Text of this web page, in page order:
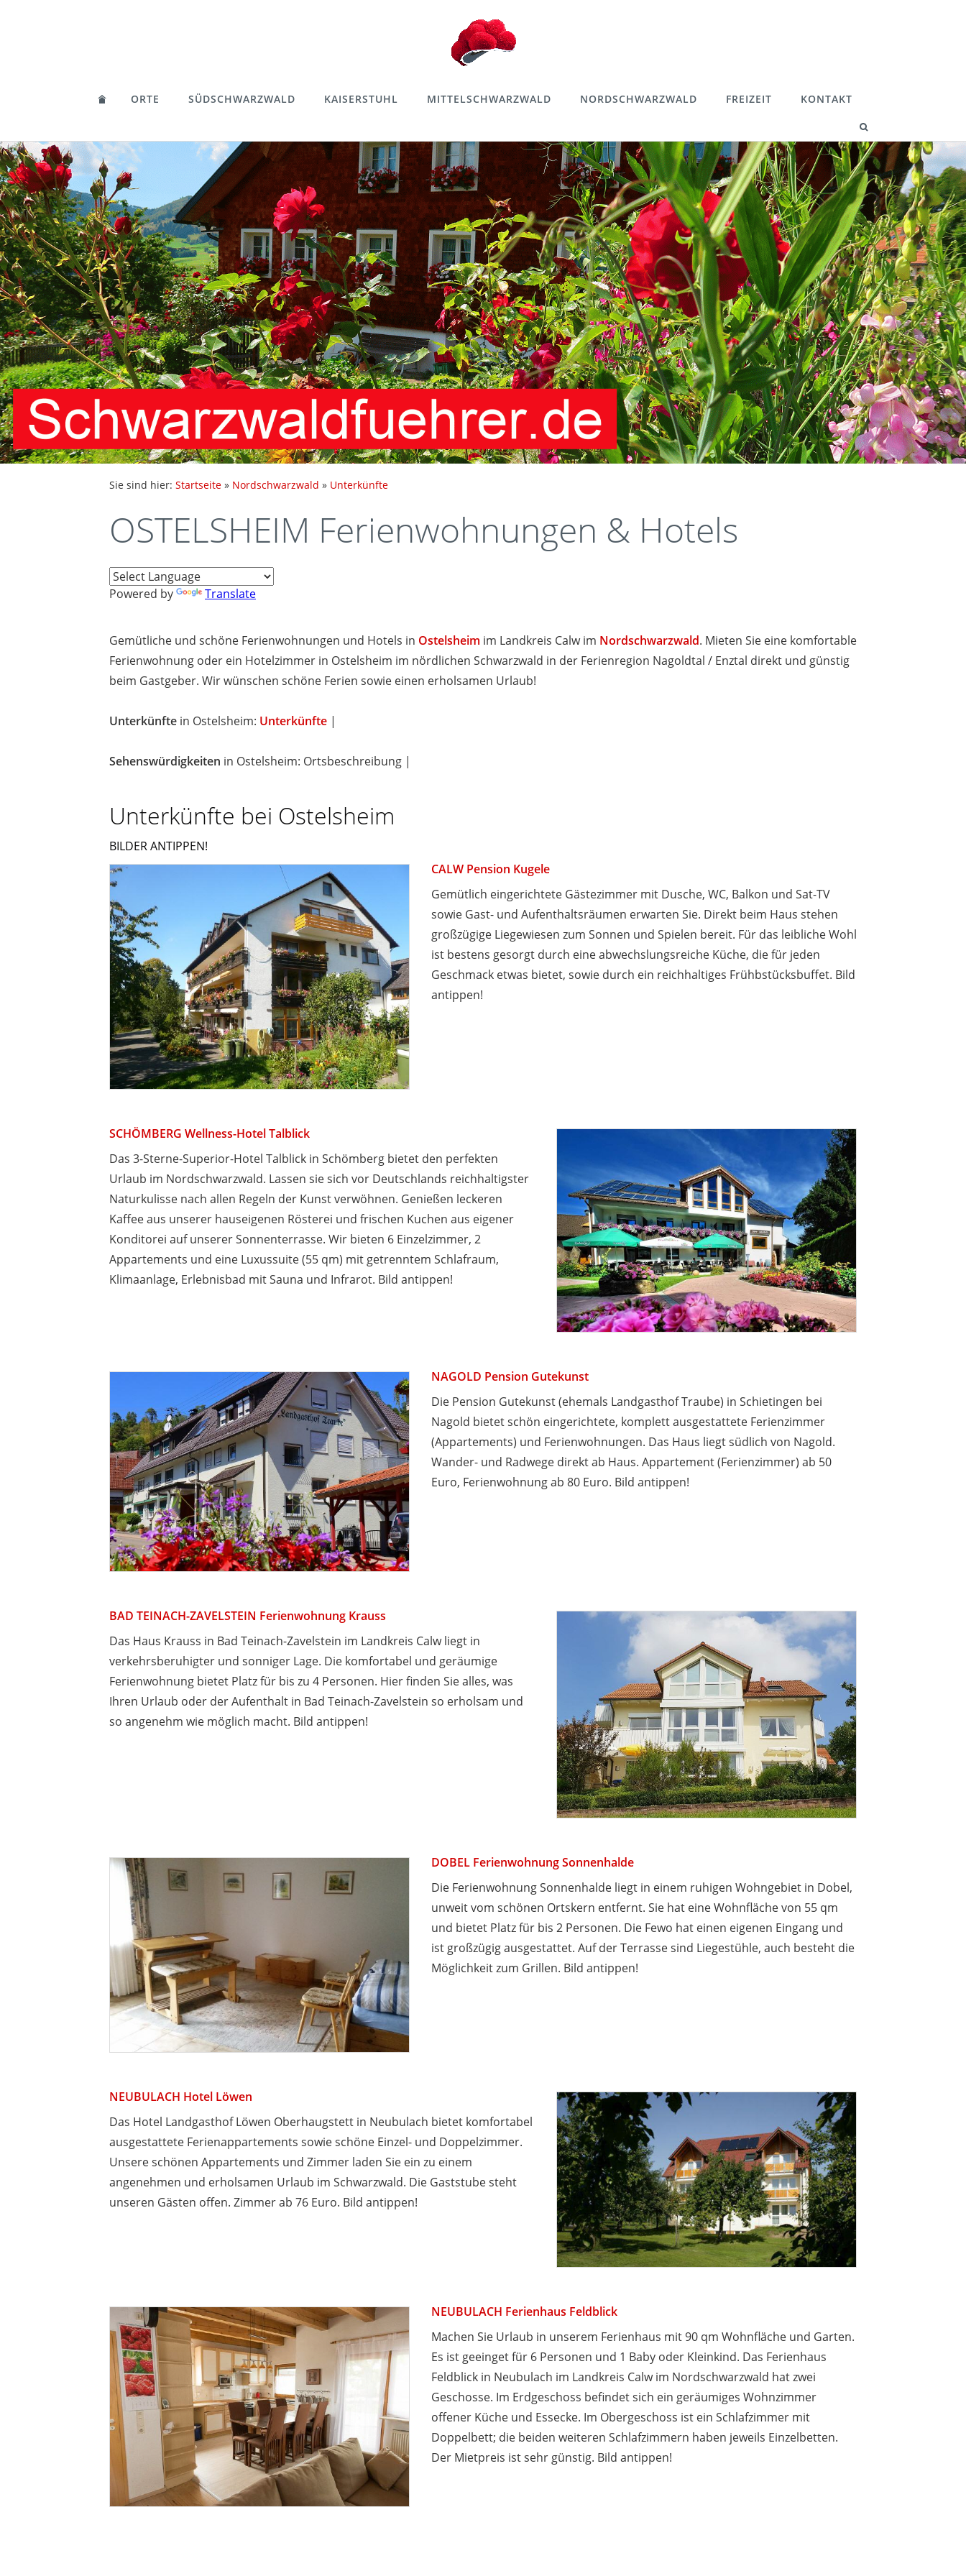
ORTE SÜDSCHWARZWALD KAISERSTUHL MITTELSCHWARZWALD NORDSCHWARZWALD FREIZEIT KONTAKT
Sie sind hier: Startseite » Nordschwarzwald » Unterkünfte
OSTELSHEIM Ferienwohnungen & Hotels
Powered by Translate
Gemütliche und schöne Ferienwohnungen und Hotels in Ostelsheim im Landkreis Calw im Nordschwarzwald. Mieten Sie eine komfortable
Ferienwohnung oder ein Hotelzimmer in Ostelsheim im nördlichen Schwarzwald in der Ferienregion Nagoldtal / Enztal direkt und günstig
beim Gastgeber. Wir wünschen schöne Ferien sowie einen erholsamen Urlaub!
Unterkünfte in Ostelsheim: Unterkünfte |
Sehenswürdigkeiten in Ostelsheim: Ortsbeschreibung |
Unterkünfte bei Ostelsheim
BILDER ANTIPPEN!
CALW Pension Kugele
Gemütlich eingerichtete Gästezimmer mit Dusche, WC, Balkon und Sat-TV
sowie Gast- und Aufenthaltsräumen erwarten Sie. Direkt beim Haus stehen
großzügige Liegewiesen zum Sonnen und Spielen bereit. Für das leibliche Wohl
ist bestens gesorgt durch eine abwechslungsreiche Küche, die für jeden
Geschmack etwas bietet, sowie durch ein reichhaltiges Frühbstücksbuffet. Bild
antippen!
SCHÖMBERG Wellness-Hotel Talblick
Das 3-Sterne-Superior-Hotel Talblick in Schömberg bietet den perfekten
Urlaub im Nordschwarzwald. Lassen sie sich vor Deutschlands reichhaltigster
Naturkulisse nach allen Regeln der Kunst verwöhnen. Genießen leckeren
Kaffee aus unserer hauseigenen Rösterei und frischen Kuchen aus eigener
Konditorei auf unserer Sonnenterrasse. Wir bieten 6 Einzelzimmer, 2
Appartements und eine Luxussuite (55 qm) mit getrenntem Schlafraum,
Klimaanlage, Erlebnisbad mit Sauna und Infrarot. Bild antippen!
NAGOLD Pension Gutekunst
Die Pension Gutekunst (ehemals Landgasthof Traube) in Schietingen bei
Nagold bietet schön eingerichtete, komplett ausgestattete Ferienzimmer
(Appartements) und Ferienwohnungen. Das Haus liegt südlich von Nagold.
Wander- und Radwege direkt ab Haus. Appartement (Ferienzimmer) ab 50
Euro, Ferienwohnung ab 80 Euro. Bild antippen!
BAD TEINACH-ZAVELSTEIN Ferienwohnung Krauss
Das Haus Krauss in Bad Teinach-Zavelstein im Landkreis Calw liegt in
verkehrsberuhigter und sonniger Lage. Die komfortabel und geräumige
Ferienwohnung bietet Platz für bis zu 4 Personen. Hier finden Sie alles, was
Ihren Urlaub oder der Aufenthalt in Bad Teinach-Zavelstein so erholsam und
so angenehm wie möglich macht. Bild antippen!
DOBEL Ferienwohnung Sonnenhalde
Die Ferienwohnung Sonnenhalde liegt in einem ruhigen Wohngebiet in Dobel,
unweit vom schönen Ortskern entfernt. Sie hat eine Wohnfläche von 55 qm
und bietet Platz für bis 2 Personen. Die Fewo hat einen eigenen Eingang und
ist großzügig ausgestattet. Auf der Terrasse sind Liegestühle, auch besteht die
Möglichkeit zum Grillen. Bild antippen!
NEUBULACH Hotel Löwen
Das Hotel Landgasthof Löwen Oberhaugstett in Neubulach bietet komfortabel
ausgestattete Ferienappartements sowie schöne Einzel- und Doppelzimmer.
Unsere schönen Appartements und Zimmer laden Sie ein zu einem
angenehmen und erholsamen Urlaub im Schwarzwald. Die Gaststube steht
unseren Gästen offen. Zimmer ab 76 Euro. Bild antippen!
NEUBULACH Ferienhaus Feldblick
Machen Sie Urlaub in unserem Ferienhaus mit 90 qm Wohnfläche und Garten.
Es ist geeinget für 6 Personen und 1 Baby oder Kleinkind. Das Ferienhaus
Feldblick in Neubulach im Landkreis Calw im Nordschwarzwald hat zwei
Geschosse. Im Erdgeschoss befindet sich ein geräumiges Wohnzimmer
offener Küche und Essecke. Im Obergeschoss ist ein Schlafzimmer mit
Doppelbett; die beiden weiteren Schlafzimmern haben jeweils Einzelbetten.
Der Mietpreis ist sehr günstig. Bild antippen!